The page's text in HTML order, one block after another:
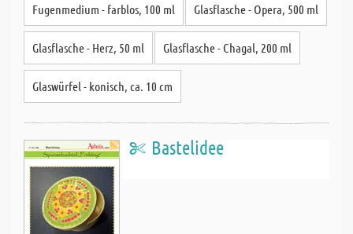
Fugenmedium - farblos, 100 ml Glasflasche - Opera, 500 ml
Glasflasche - Herz, 50 ml Glasflasche - Chagal, 200 ml
Glaswürfel - konisch, ca. 10 cm
Bastelidee